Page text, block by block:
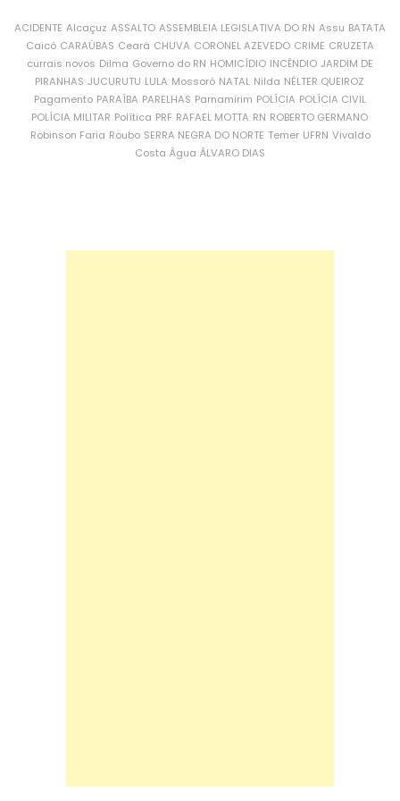
ACIDENTE Alcaçuz ASSALTO ASSEMBLEIA LEGISLATIVA DO RN Assu BATATA
Caicó CARAÚBAS Ceará CHUVA CORONEL AZEVEDO CRIME CRUZETA
currais novos Dilma Governo do RN HOMICÍDIO INCÊNDIO JARDIM DE
PIRANHAS JUCURUTU LULA Mossoró NATAL Nilda NÉLTER QUEIROZ
Pagamento PARAÍBA PARELHAS Parnamirim POLÍCIA POLÍCIA CIVIL
POLÍCIA MILITAR Política PRF RAFAEL MOTTA RN ROBERTO GERMANO
Robinson Faria Roubo SERRA NEGRA DO NORTE Temer UFRN Vivaldo
Costa Água ÁLVARO DIAS